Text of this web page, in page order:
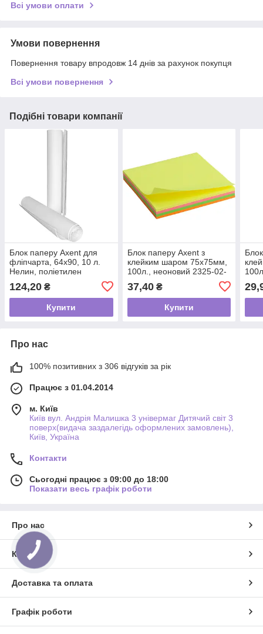
Всі умови оплати
Умови повернення
Повернення товару впродовж 14 днів за рахунок покупця
Всі умови повернення
Подібні товари компанії
Блок паперу Axent для
фліпчарта, 64х90, 10 л.
Нелин, поліетилен
124,20 ₴
Купити
Блок паперу Axent з
клейким шаром 75х75мм,
100л., неоновий 2325-02-
37,40₴
Купити
Про нас
100% позитивних з 306 відгуків за рік
Працює з 01.04.2014
м. Київ
Київ вул. Андрія Малишка 3 універмаг Дитячий світ 3
поверх(видача заздалегідь оформлених замовлень),
Київ, Україна
Контакти
Сьогодні працює з 09:00 до 18:00
Показати весь графік роботи
Про нас
Контакти
Доставка та оплата
Графік роботи
КНОПКА
ЗВ'ЯЗКУ